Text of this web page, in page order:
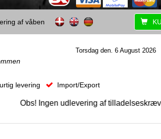
af våben
Torsdag den. 6 August 2026
levering Import/Export
Obs! Ingen udlevering af